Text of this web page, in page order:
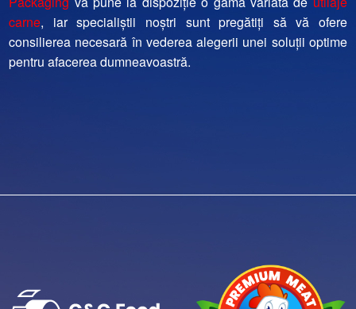
carne, iar specialiștii noștri sunt pregătiți să vă ofere
consilierea necesară în vederea alegerii unei soluții optime
pentru afacerea dumneavoastră.